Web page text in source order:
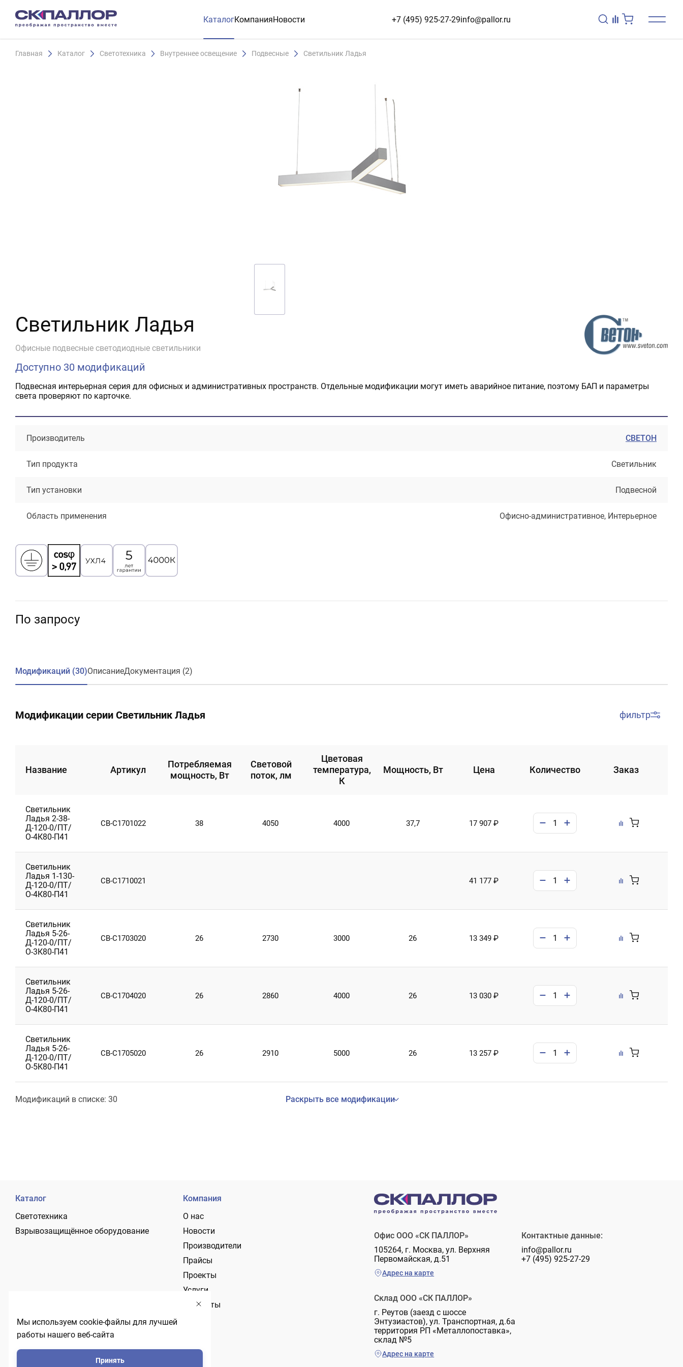
КаталогКомпанияНовости +7 (495) 925-27-29info@pallor.ru
Главная Каталог Светотехника Внутреннее освещение Подвесные Светильник Ладья
Светильник Ладья
Офисные подвесные светодиодные светильники
Доступно 30 модификаций
Подвесная интерьерная серия для офисных и административных пространств. Отдельные модификации могут иметь аварийное питание, поэтому БАП и параметры
света проверяют по карточке.
Производитель СВЕТОН
Тип продукта Светильник
Тип установки Подвесной
Область применения Офисно-административное, Интерьерное
По запросу
Модификаций (30)ОписаниеДокументация (2)
Модификации серии Светильник Ладья фильтр
Название Артикул
Потребляемая
мощность, Вт
Световой
поток, лм
Цветовая
температура,
К
Мощность, Вт Цена Количество Заказ
Светильник
Ладья 2-38-
Д-120-0/ПТ/
О-4К80-П41
CB-C1701022 38 4050 4000 37,7 17 907 ₽
Светильник
Ладья 1-130-
Д-120-0/ПТ/
О-4К80-П41
CB-C1710021 41 177 ₽
Светильник
Ладья 5-26-
Д-120-0/ПТ/
О-3К80-П41
CB-C1703020 26 2730 3000 26 13 349 ₽
Светильник
Ладья 5-26-
Д-120-0/ПТ/
О-4К80-П41
CB-C1704020 26 2860 4000 26 13 030 ₽
Светильник
Ладья 5-26-
Д-120-0/ПТ/
О-5К80-П41
CB-C1705020 26 2910 5000 26 13 257 ₽
Модификаций в списке: 30 Раскрыть все модификации
Каталог
Светотехника
Взрывозащищённое оборудование
Компания
О нас
Новости
Производители
Прайсы
Проекты
Услуги
Контакты
Офис ООО «СК ПАЛЛОР»
105264, г. Москва, ул. Верхняя
Первомайская, д.51
Адрес на карте
Склад ООО «СК ПАЛЛОР»
г. Реутов (заезд с шоссе
Энтузиастов), ул. Транспортная, д.6а
территория РП «Металлопоставка»,
склад №5
Адрес на карте
Контактные данные:
info@pallor.ru
+7 (495) 925-27-29
Мы используем cookie-файлы для лучшей
работы нашего веб-сайта
Принять